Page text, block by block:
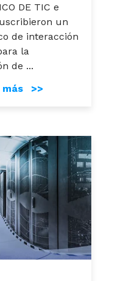
DE TIC e
un
de interacción
la
de ...
más >>